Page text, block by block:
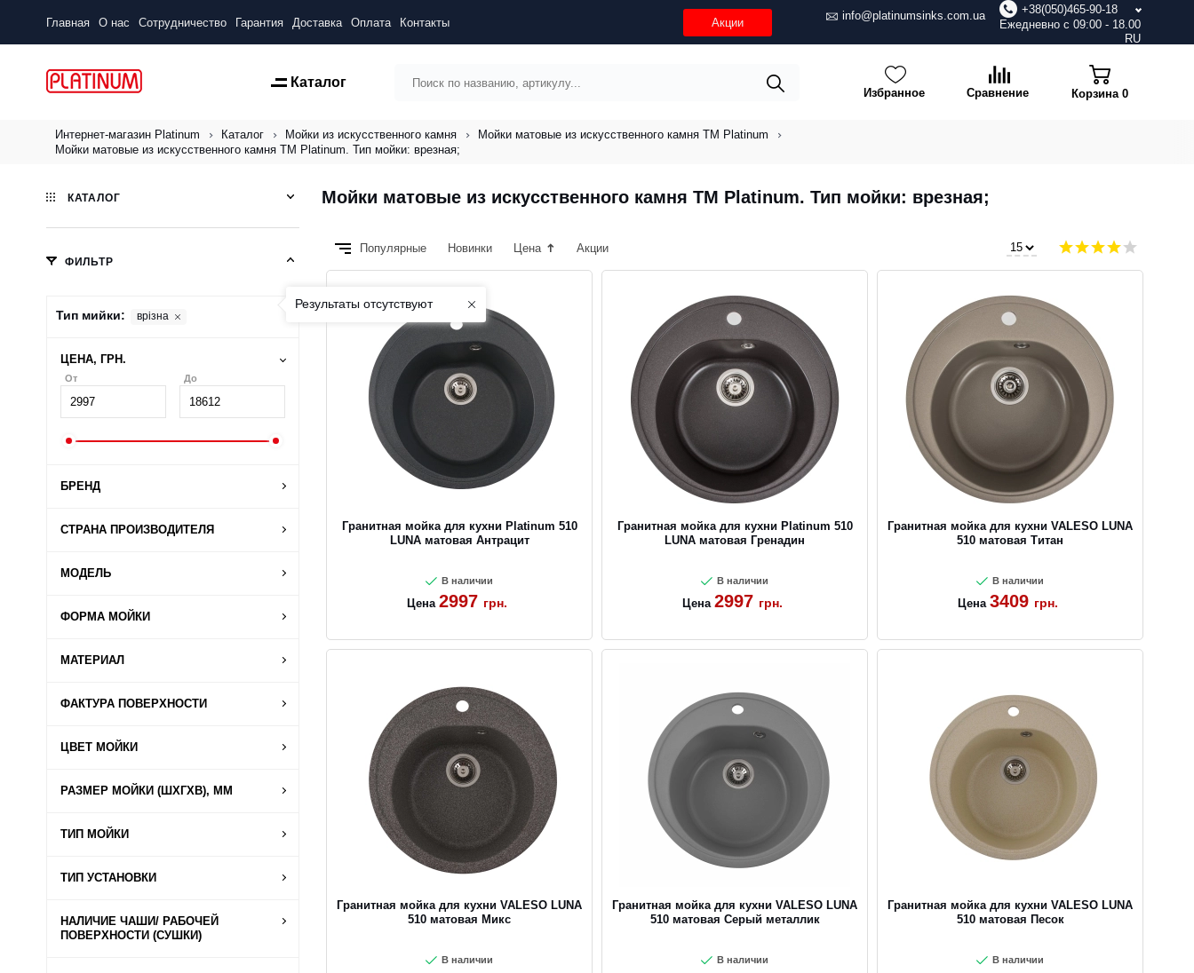
Главная О нас Сотрудничество Гарантия Доставка Оплата Контакты Акции
info@platinumsinks.com.ua
+38(050)465-90-18
Ежедневно с 09:00 - 18.00
RU
Каталог
Избранное Сравнение Корзина 0
Интернет-магазин Platinum Каталог Мойки из искусственного камня
Мойки матовые из искусственного камня ТМ Platinum
Мойки матовые из искусственного камня ТМ Platinum. Тип мойки: врезная;
Мойки матовые из искусственного камня ТМ Platinum. Тип мойки: врезная;
Популярные Новинки Цена Акции
Гранитная мойка для кухни Platinum 510
LUNA матовая Антрацит
В наличии
Цена 2997 грн.
Гранитная мойка для кухни Platinum 510
LUNA матовая Гренадин
В наличии
Цена 2997 грн.
Гранитная мойка для кухни VALESO LUNA
510 матовая Титан
В наличии
Цена 3409 грн.
Гранитная мойка для кухни VALESO LUNA
510 матовая Микс
В наличии
Гранитная мойка для кухни VALESO LUNA
510 матовая Серый металлик
В наличии
Гранитная мойка для кухни VALESO LUNA
510 матовая Песок
В наличии
КАТАЛОГ
ФИЛЬТР
Тип мийки: врізна
ЦЕНА, ГРН.
От До
БРЕНД
СТРАНА ПРОИЗВОДИТЕЛЯ
МОДЕЛЬ
ФОРМА МОЙКИ
МАТЕРИАЛ
ФАКТУРА ПОВЕРХНОСТИ
ЦВЕТ МОЙКИ
РАЗМЕР МОЙКИ (ШХГХВ), ММ
Результаты отсутствуют
ТИП МОЙКИ
ТИП УСТАНОВКИ
НАЛИЧИЕ ЧАШИ/ РАБОЧЕЙ
ПОВЕРХНОСТИ (СУШКИ)